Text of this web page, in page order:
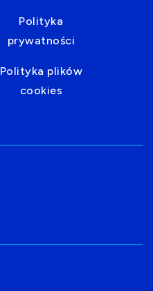
Polityka
prywatności
Polityka plików
cookies